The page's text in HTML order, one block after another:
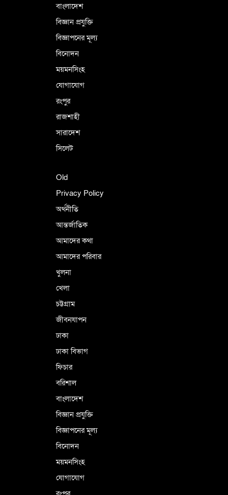
বাংলাদেশ
বিজ্ঞান প্রযুক্তি
বিজ্ঞাপনের মূল্য
বিনোদন
ময়মনসিংহ
যোগাযোগ
রংপুর
রাজশাহী
সারাদেশ
সিলেট
Old
Privacy Policy
অর্থনীতি
আন্তর্জাতিক
আমাদের কথা
আমাদের পরিবার
খুলনা
খেলা
চট্টগ্রাম
জীবনযাপন
ঢাকা
ঢাকা বিভাগ
ফিচার
বরিশাল
বাংলাদেশ
বিজ্ঞান প্রযুক্তি
বিজ্ঞাপনের মূল্য
বিনোদন
ময়মনসিংহ
যোগাযোগ